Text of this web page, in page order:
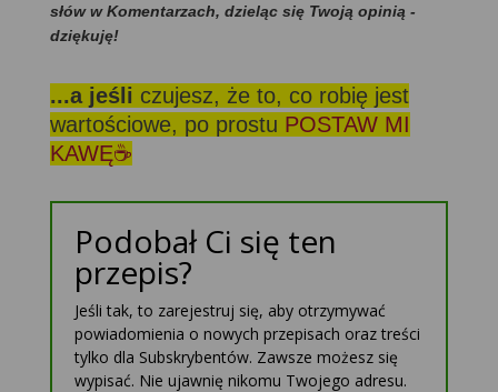
słów w Komentarzach, dzieląc się Twoją opinią -
dziękuję!
...a jeśli czujesz, że to, co robię jest
wartościowe, po prostu POSTAW MI
KAWĘ☕
Podobał Ci się ten
przepis?
Jeśli tak, to zarejestruj się, aby otrzymywać
powiadomienia o nowych przepisach oraz treści
tylko dla Subskrybentów. Zawsze możesz się
wypisać. Nie ujawnię nikomu Twojego adresu.